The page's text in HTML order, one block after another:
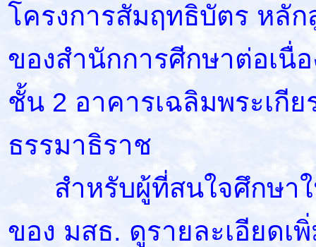
โครงการสัมฤทธิบัตร หลัก
ของสำนักการศีกษาต่อเนื่
ชั้น 2 อาคารเฉลิมพระเกี
ธรรมาธิราช
สำหรับผู้ที่สนใจศึกษาใ
ของ มสธ. ดูรายละเอียดเ